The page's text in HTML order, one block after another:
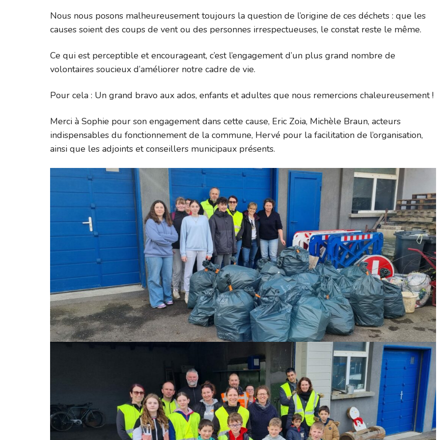
Nous nous posons malheureusement toujours la question de l’origine de ces déchets : que les
causes soient des coups de vent ou des personnes irrespectueuses, le constat reste le même.
Ce qui est perceptible et encourageant, c’est l’engagement d’un plus grand nombre de
volontaires soucieux d’améliorer notre cadre de vie.
Pour cela : Un grand bravo aux ados, enfants et adultes que nous remercions chaleureusement !
Merci à Sophie pour son engagement dans cette cause, Eric Zoia, Michèle Braun, acteurs
indispensables du fonctionnement de la commune, Hervé pour la facilitation de l’organisation,
ainsi que les adjoints et conseillers municipaux présents.